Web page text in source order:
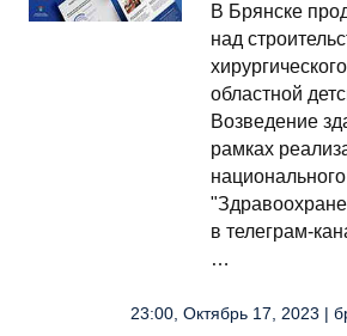
В Брянске
над
областной
Возведение
рамках
в телеграм-
…
23:00, Октябрь 17, 2023 |